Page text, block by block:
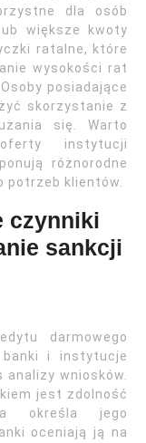
dla osób
większe kwoty
ratalne, które
wysokości rat
posiadające
skorzystanie z
się. Warto
instytucji
różnorodne
potrzeb klientów.
czynniki
sankcji
darmowego
i instytucje
wniosków.
jest zdolność
określa jego
oceniają ją na